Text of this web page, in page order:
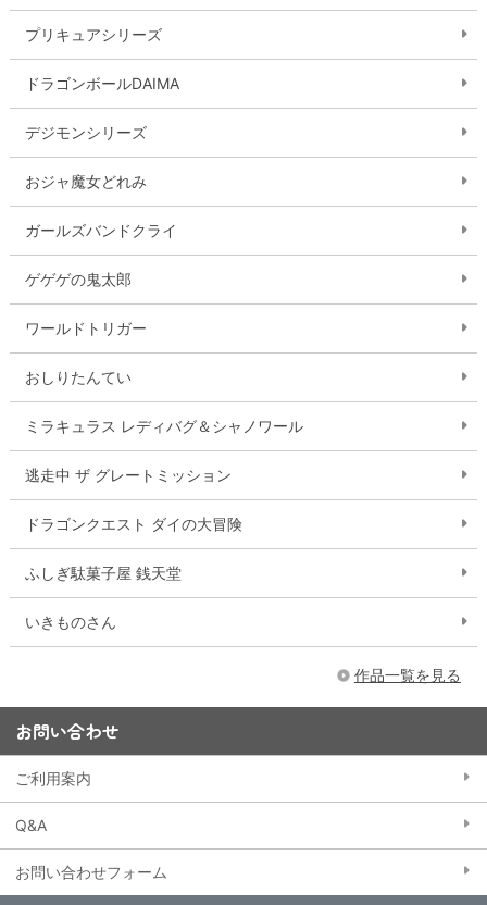
プリキュアシリーズ
ドラゴンボールDAIMA
デジモンシリーズ
おジャ魔女どれみ
ガールズバンドクライ
ゲゲゲの鬼太郎
ワールドトリガー
おしりたんてい
ミラキュラス レディバグ＆シャノワール
逃走中 ザ グレートミッション
ドラゴンクエスト ダイの大冒険
ふしぎ駄菓子屋 銭天堂
いきものさん
作品一覧を見る
お問い合わせ
ご利用案内
Q&A
お問い合わせフォーム